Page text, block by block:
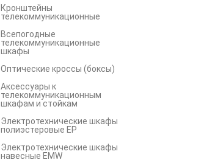
Кронштейны
телекоммуникационные
Всепогодные
телекоммуникационные
шкафы
Оптические кроссы (боксы)
Аксессуары к
телекоммуникационным
шкафам и стойкам
Электротехнические шкафы
полиэстеровые EP
Электротехнические шкафы
навесные EMW